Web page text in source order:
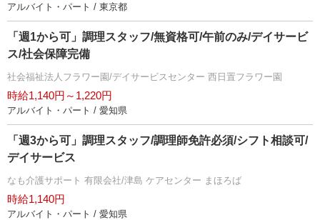
アルバイト・パート / 東京都
「週1から可」調理スタッフ/無資格可/午前のみ/デイサービ
ス/社会保障完備
社会福祉法人フラワー園/デイサービスセンター 西日置フラワー園
時給1,140円～1,220円
アルバイト・パート / 愛知県
「週3から可」調理スタッフ/調理師免許必須/シフト相談可/
デイサービス
なも介護サポート 有限会社/津島 ケアセンター まほろば
時給1,140円
アルバイト・パート / 愛知県